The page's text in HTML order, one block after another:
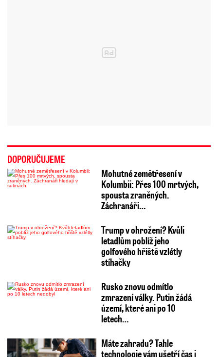
DOPORUČUJEME
Mohutné zemětřesení v
Kolumbii: Přes 100 mrtvých,
spousta zraněných.
Záchranáři…
Trump v ohrožení? Kvůli
letadlům poblíž jeho
golfového hřiště vzlétly
stíhačky
Rusko znovu odmítlo
zmrazení války. Putin žádá
území, které ani po 10
letech…
Máte zahradu? Tahle
technologie vám ušetří čas i